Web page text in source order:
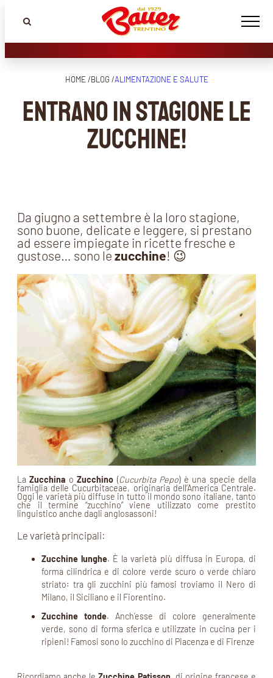
HOME /BLOG /ALIMENTAZIONE E SALUTE
Entrano in stagione le
zucchine!
Da giugno a settembre è la loro stagione,
sono buone, delicate e leggere, si prestano
ad essere impiegate in ricette fresche e
gustose… sono le zucchine! 😉
LaZucchina o Zucchino (Cucurbita Pepo) è una specie della
famiglia delle Cucurbitaceae, originaria dell’America Centrale.
Oggi le varietà più diffuse in tutto il mondo sono italiane, tanto
che il termine “zucchino” viene utilizzato come prestito
linguistico anche dagli anglosassoni!
Le varietà principali:
Zucchine lunghe. È la varietà più diffusa in Europa, di
forma cilindrica e di colore verde scuro o verde chiaro
striato: tra gli zucchini più famosi troviamo il Nero di
Milano, il Siciliano e il Fiorentino.
Zucchine tonde. Anch’esse di colore generalmente
verde, sono di forma sferica e utilizzate in cucina per i
ripieni! Famosi sono lo zucchino di Piacenza e di Firenze